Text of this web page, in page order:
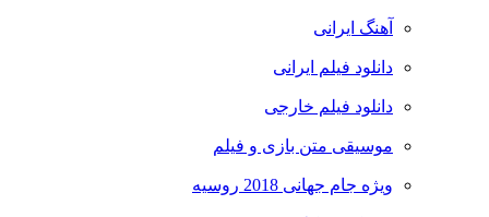
آهنگ ایرانی
دانلود فیلم ایرانی
دانلود فیلم خارجی
موسیقی متن بازی و فیلم
ویژه جام جهانی 2018 روسیه